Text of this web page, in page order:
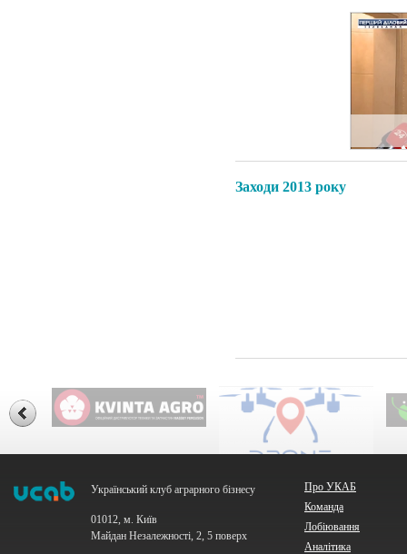
Заходи 2013 року
Український клуб аграрного бізнесу
01012, м. Київ
Майдан Незалежності, 2, 5 поверх
Про УКАБ
Команда
Лобіювання
Аналітика